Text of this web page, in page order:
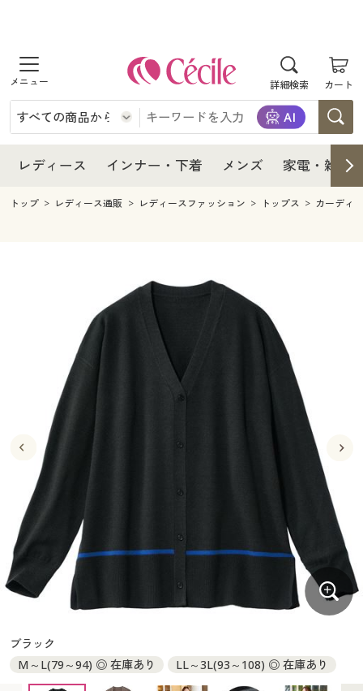
詳細検索 カート
商品を探す
レディース
レディースファッション
インナー・下着
インナー・下着通販すべて
ジュニア・ティーンズ下着
メンズ
キッチン・雑貨・日用品
寝具・インテリア・家具
寝具・インテリア・家具通販すべて
家具・収納
寝具・ベッド
カーテン・ラグ・ファブリック
美容・健康
美容・健康通販すべて
美容・健康・サプリメント
制服・スクール
制服・スクールすべて
制服・学生服
ジュニア・ティーンズ下着
大きいサイズ
大きいサイズ通販すべて
大きいサイズ レディース服
大きいサイズ レディース下着
大きいサイズ メンズ
大きいサイズ 事務・制服
バーゲン
バーゲンセール
シークレットセール
詳細検索
商品カテゴリ一覧
カタログ
カタログ・チラシからのご注文
デジタルカタログ
レディース インナー・下着 メンズ 家電・雑貨
レディース
レディース通販すべて
レディースファッション
インナー・下着
インナー・下着通販すべて
ジュニア・ティーンズ下着
メンズ
キッチン・雑貨・日用品
寝具・インテリア・家具通販すべて
寝具・ベッド
カーテン・ラグ・ファブリック
美容・健康通販すべて
美容・健康・サプリメント
制服・スクール
制服・スクールすべて
制服・学生服
ジュニア・ティーンズ下着
大きいサイズ
大きいサイズ通販すべて
大きいサイズ レディース服
大きいサイズ レディース下着
大きいサイズ メンズ
大きいサイズ 事務・制服
バーゲン
バーゲンセール
シークレットセール
詳細検索
商品カテゴリ一覧
カタログ
カタログ・チラシからのご注文
カタログ無料プレゼント
トップ レディース通販 レディースファッション トップス カーディ
ブラック
M～L(79～94) ◎ 在庫あり
LL～3L(93～108) ◎ 在庫あり